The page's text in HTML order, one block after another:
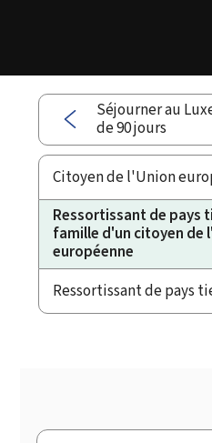
Séjourner au
de 90 jours
Citoyen de l'Union
Ressortissant de pays
famille d'un citoyen de
européenne
Ressortissant de pays